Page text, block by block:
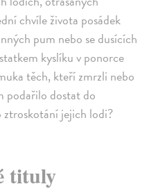
chvíle života posádek
pum nebo se dusících
kyslíku v ponorce
těch, kteří zmrzli nebo
podařilo dostat do
ztroskotání jejich lodi?
tituly